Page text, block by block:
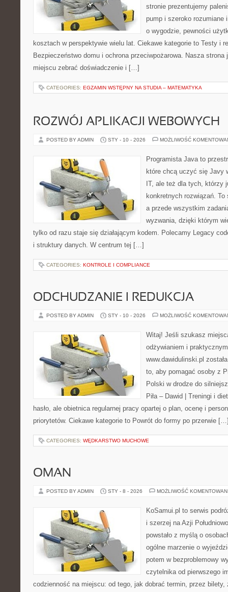
stronie prezentujemy
pump i szeroko rozumiane
o wygodzie, pewności
kosztach w perspektywie wielu lat. Ciekawe kategorie to Testy i
Bezpieczeństwo domu i ochrona przeciwpożarowa. Nasza
miejscu zebrać doświadczenie i […]
CATEGORIES: EGZAMIN WSTĘPNY NA STUDIA – MATEMATYKA
ROZWÓJ APLIKACJI WEBOWYCH
POSTED BY ADMIN STY - 10 - 2026 MOŻLIWOŚĆ
Programista Java to
które chcą uczyć się Javy
IT, ale też dla tych, którzy
konkretnych rozwiązań.
a przede wszystkim
wyzwania, dzięki którym
tylko od razu staje się działającym kodem. Polecamy Legacy
i struktury danych. W centrum tej […]
CATEGORIES: KONTROLE I COMPLIANCE
ODCHUDZANIE I REDUKCJA
POSTED BY ADMIN STY - 10 - 2026 MOŻLIWOŚĆ
Witaj! Jeśli szukasz
odżywianiem i
www.dawidulinski.pl
to, aby pomagać osoby z
Polski w drodze do
Piła – Dawid | Treningi i
hasło, ale obietnica regularnej pracy opartej o plan, ocenę i
priorytetów. Ciekawe kategorie to Powrót do formy po przerwie
CATEGORIES: WĘDKARSTWO MUCHOWE
OMAN
POSTED BY ADMIN STY - 8 - 2026 MOŻLIWOŚĆ
KoSamui.pl to serwis
i szerzej na Azji
powstało z myślą o
ogólne marzenie o
potem w bezproblemowy
czytelnika od pierwszego
codzienność na miejscu: od tego, jak dobrać termin, przez bilety,